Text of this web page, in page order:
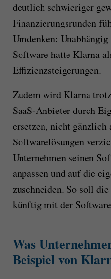
deutlich schwieriger
Finanzierungsrunden
Umdenken:
Software hatte Klarna
Effizienzsteigerungen.
Zudem wird Klarna
SaaS-Anbieter durch
ersetzen, nicht gänzlich
Softwarelösungen
Unternehmen seinen
anpassen und auf die
zuschneiden. So soll
künftig mit der
Was
Beispiel von